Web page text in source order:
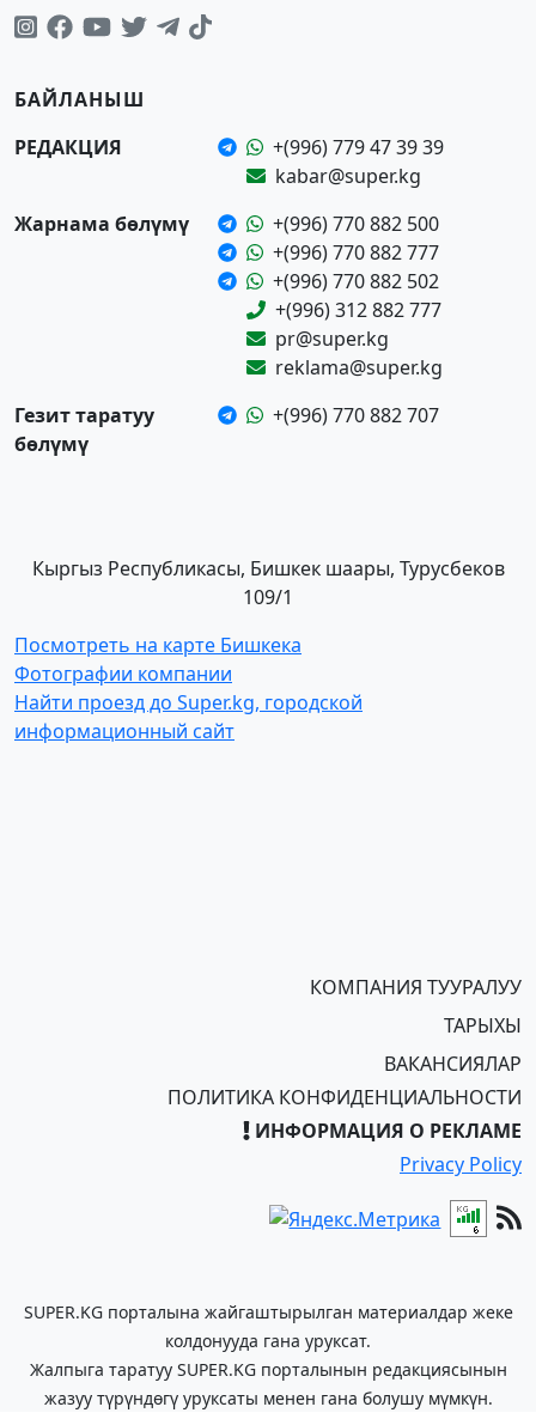
БАЙЛАНЫШ
РЕДАКЦИЯ
+(996) 779 47 39 39
kabar@super.kg
Жарнама бөлүмү
+(996) 770 882 500
+(996) 770 882 777
+(996) 770 882 502
+(996) 312 882 777
pr@super.kg
reklama@super.kg
Гезит таратуу
бөлүмү
+(996) 770 882 707
Кыргыз Республикасы, Бишкек шаары, Турусбеков
109/1
Посмотреть на карте Бишкека
Фотографии компании
Найти проезд до Super.kg, городской
информационный сайт
КОМПАНИЯ ТУУРАЛУУ
ТАРЫХЫ
ВАКАНСИЯЛАР
ПОЛИТИКА КОНФИДЕНЦИАЛЬНОСТИ
ИНФОРМАЦИЯ О РЕКЛАМЕ
Privacy Policy
SUPER.KG порталына жайгаштырылган материалдар жеке
колдонууда гана уруксат.
Жалпыга таратуу SUPER.KG порталынын редакциясынын
жазуу түрүндөгү уруксаты менен гана болушу мүмкүн.